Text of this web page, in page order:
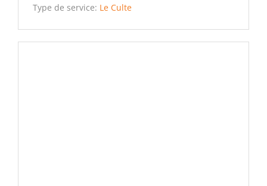
Type de service: Le Culte